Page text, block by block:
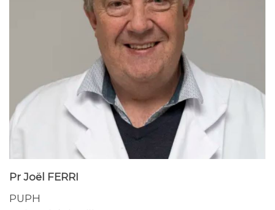
Pr Joël FERRI
PUPH